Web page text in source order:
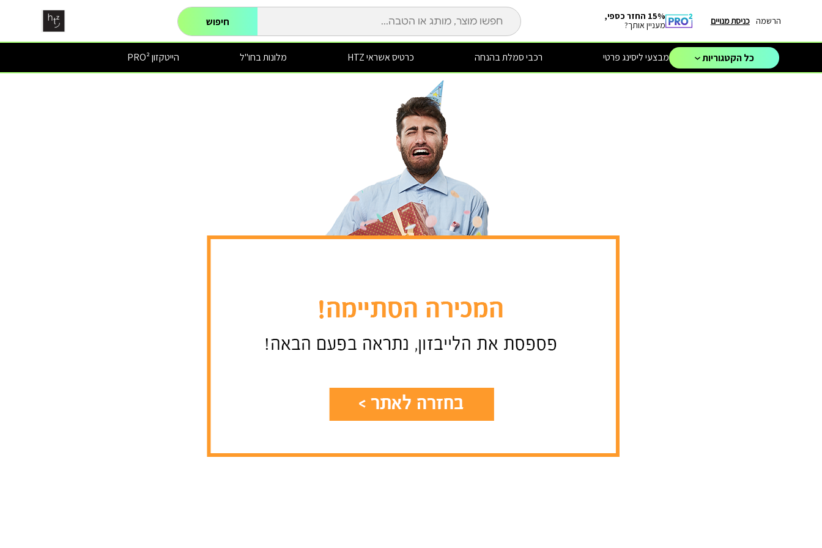
הרשמה כניסת מנויים
15% החזר כספי,
מעניין אותך?
חיפוש
כל הקטגוריות הייטקזון PRO² מלונות בחו"ל כרטיס אשראי HTZ מבצעי ליסינג פרטי רכבי סמלת בהנחה